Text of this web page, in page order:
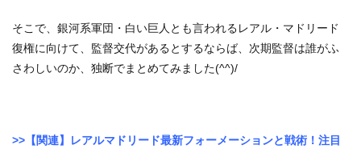
そこで、銀河系軍団・白い巨人とも言われるレアル・マドリード
復権に向けて、監督交代があるとするならば、次期監督は誰がふ
さわしいのか、独断でまとめてみました(^^)/
>>【関連】レアルマドリード最新フォーメーションと戦術！注目